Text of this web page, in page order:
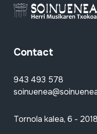
Contact
943 493 578
Tornola kalea, 6 -